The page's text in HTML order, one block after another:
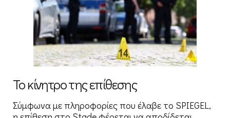
Το κίνητρο της επίθεσης
Σύμφωνα με πληροφορίες που έλαβε το SPIEGEL,